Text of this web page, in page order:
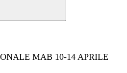
MAB 10-14 APRILE